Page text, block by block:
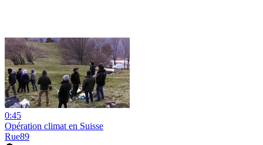
0:45
Opération climat en Suisse
Rue89